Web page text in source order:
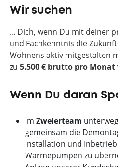
Wir suchen
... Dich, wenn Du mit deiner
und Fachkenntnis die
Wohnens aktiv mitgestalten
zu 5.500 € brutto pro Monat
Wenn Du daran
Im Zweierteam
gemeinsam die
Installation und
Wärmepumpen zu